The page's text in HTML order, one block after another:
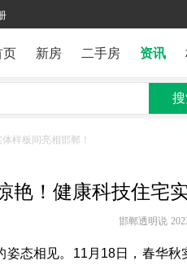
页 新房 二手房 资讯
样板间亮相邯郸！
艳！健康科技住宅
邯郸透明说
姿态相见。11月18日，春华